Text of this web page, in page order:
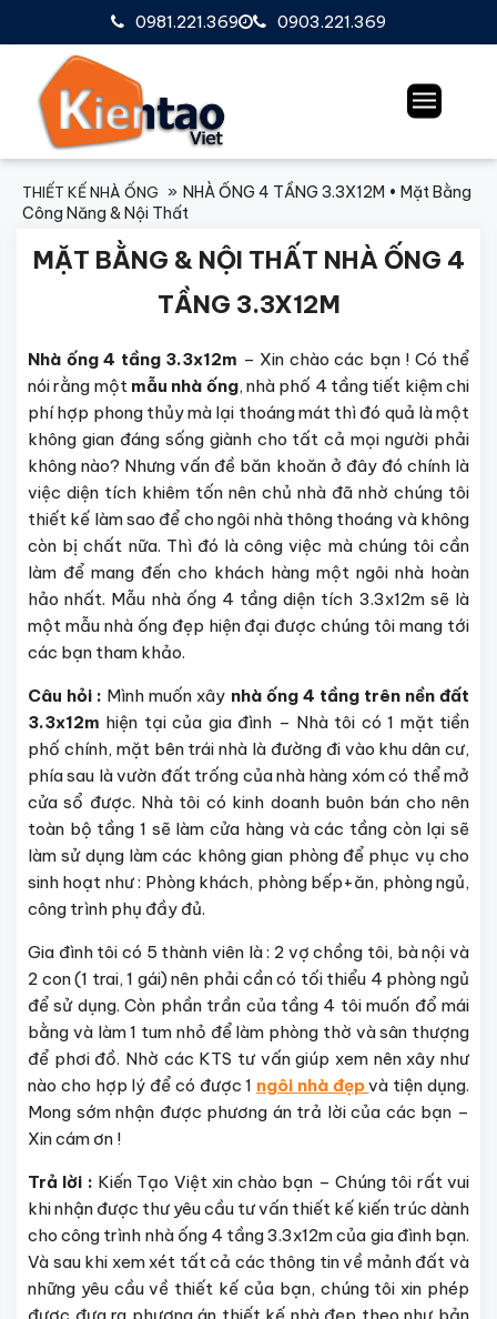
0903.221.369
0981.221.369
THIẾT KẾ NHÀ ỐNG
NHÀ ỐNG 4 TẦNG 3.3X12M • Mặt Bằng
Công Năng & Nội Thất
MẶT BẰNG & NỘI THẤT NHÀ ỐNG 4
TẦNG 3.3X12M
Nhà ống 4 tầng 3.3x12m – Xin chào các bạn ! Có thể
nói rằng một mẫu nhà ống, nhà phố 4 tầng tiết kiệm chi
phí hợp phong thủy mà lại thoáng mát thì đó quả là một
không gian đáng sống giành cho tất cả mọi người phải
không nào? Nhưng vấn đề băn khoăn ở đây đó chính là
việc diện tích khiêm tốn nên chủ nhà đã nhờ chúng tôi
thiết kế làm sao để cho ngôi nhà thông thoáng và không
còn bị chất nữa. Thì đó là công việc mà chúng tôi cần
làm để mang đến cho khách hàng một ngôi nhà hoàn
hảo nhất. Mẫu nhà ống 4 tầng diện tích 3.3x12m sẽ là
một mẫu nhà ống đẹp hiện đại được chúng tôi mang tới
các bạn tham khảo.
Câu hỏi : Mình muốn xây nhà ống 4 tầng trên nền đất
3.3x12m hiện tại của gia đình – Nhà tôi có 1 mặt tiền
phố chính, mặt bên trái nhà là đường đi vào khu dân cư,
phía sau là vườn đất trống của nhà hàng xóm có thể mở
cửa sổ được. Nhà tôi có kinh doanh buôn bán cho nên
toàn bộ tầng 1 sẽ làm cửa hàng và các tầng còn lại sẽ
làm sử dụng làm các không gian phòng để phục vụ cho
sinh hoạt như : Phòng khách, phòng bếp+ăn, phòng ngủ,
công trình phụ đầy đủ.
Gia đình tôi có 5 thành viên là : 2 vợ chồng tôi, bà nội và
2 con (1 trai, 1 gái) nên phải cần có tối thiểu 4 phòng ngủ
để sử dụng. Còn phần trần của tầng 4 tôi muốn đổ mái
bằng và làm 1 tum nhỏ để làm phòng thờ và sân thượng
để phơi đồ. Nhờ các KTS tư vấn giúp xem nên xây như
nào cho hợp lý để có được 1 ngôi nhà đẹpvà tiện dụng.
Mong sớm nhận được phương án trả lời của các bạn –
Xin cám ơn !
Trả lời : Kiến Tạo Việt xin chào bạn – Chúng tôi rất vui
khi nhận được thư yêu cầu tư vấn thiết kế kiến trúc dành
cho công trình nhà ống 4 tầng 3.3x12m của gia đình bạn.
Và sau khi xem xét tất cả các thông tin về mảnh đất và
những yêu cầu về thiết kế của bạn, chúng tôi xin phép